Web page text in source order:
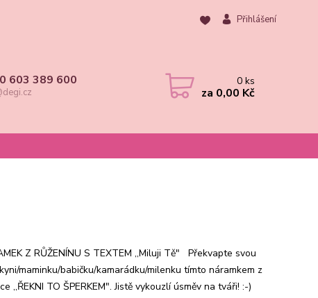
Přihlášení
603 389 600 0ks
za 0,00 Kč
Z RŮŽENÍNU S TEXTEM ,,Miluji Tě" Překvapte svou
maminku/babičku/kamarádku/milenku tímto náramkem z
,,ŘEKNI TO ŠPERKEM". Jistě vykouzlí úsměv na tváři! :-)